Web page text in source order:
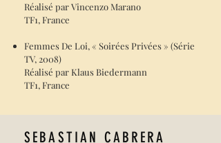
Réalisé par Vincenzo Marano
TF1, France
Femmes De Loi, « Soirées Privées » (Série
TV, 2008)
Réalisé par Klaus Biedermann
TF1, France
SEBASTIAN CABRERA